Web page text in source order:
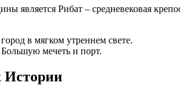
Рибат – средневековая
в мягком утреннем свете.
Большую мечеть и порт.
Истории